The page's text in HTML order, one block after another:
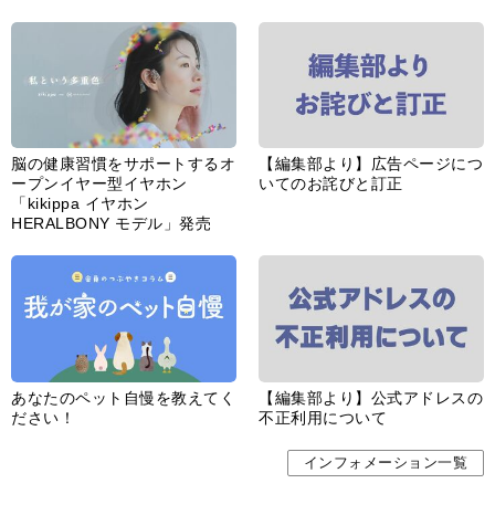
脳の健康習慣をサポートするオ
ープンイヤー型イヤホン
「kikippa イヤホン
HERALBONY モデル」発売
【編集部より】広告ページにつ
いてのお詫びと訂正
あなたのペット自慢を教えてく
ださい！
【編集部より】公式アドレスの
不正利用について
インフォメーション一覧